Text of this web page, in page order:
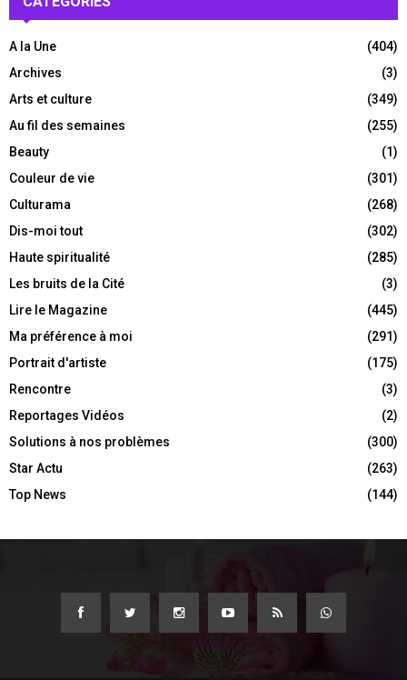
A la Une
(404)
Archives
(3)
Arts et culture
(349)
Au fil des semaines
(255)
Beauty
(1)
Couleur de vie
(301)
Culturama
(268)
Dis-moi tout
(302)
Haute spiritualité
(285)
Les bruits de la Cité
(3)
Lire le Magazine
(445)
Ma préférence à moi
(291)
Portrait d'artiste
(175)
Rencontre
(3)
Reportages Vidéos
(2)
Solutions à nos problèmes
(300)
Star Actu
(263)
Top News
(144)